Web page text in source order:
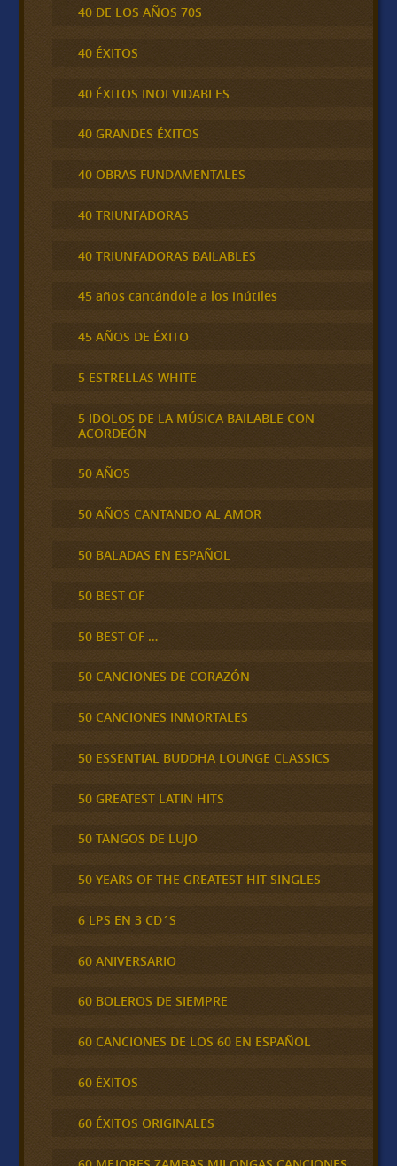
40 DE LOS AÑOS 70S
40 ÉXITOS
40 ÉXITOS INOLVIDABLES
40 GRANDES ÉXITOS
40 OBRAS FUNDAMENTALES
40 TRIUNFADORAS
40 TRIUNFADORAS BAILABLES
45 años cantándole a los inútiles
45 AÑOS DE ÉXITO
5 ESTRELLAS WHITE
5 IDOLOS DE LA MÚSICA BAILABLE CON
ACORDEÓN
50 AÑOS
50 AÑOS CANTANDO AL AMOR
50 BALADAS EN ESPAÑOL
50 BEST OF
50 BEST OF …
50 CANCIONES DE CORAZÓN
50 CANCIONES INMORTALES
50 ESSENTIAL BUDDHA LOUNGE CLASSICS
50 GREATEST LATIN HITS
50 TANGOS DE LUJO
50 YEARS OF THE GREATEST HIT SINGLES
6 LPS EN 3 CD´S
60 ANIVERSARIO
60 BOLEROS DE SIEMPRE
60 CANCIONES DE LOS 60 EN ESPAÑOL
60 ÉXITOS
60 ÉXITOS ORIGINALES